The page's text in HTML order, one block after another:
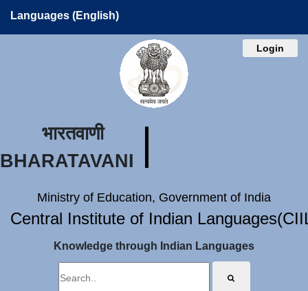
Languages (English)
Login
भारतवाणी
BHARATAVANI
Ministry of Education, Government of India
Central Institute of Indian
Knowledge through Indian Languages